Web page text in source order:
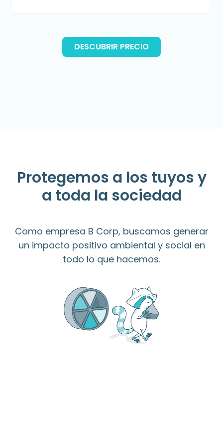
DESCUBRIR PRECIO
Protegemos a los tuyos y
a toda la sociedad
Como empresa B Corp, buscamos generar
un impacto positivo ambiental y social en
todo lo que hacemos.